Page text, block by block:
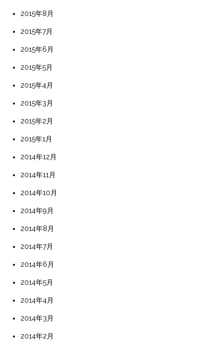
2015年8月
2015年7月
2015年6月
2015年5月
2015年4月
2015年3月
2015年2月
2015年1月
2014年12月
2014年11月
2014年10月
2014年9月
2014年8月
2014年7月
2014年6月
2014年5月
2014年4月
2014年3月
2014年2月